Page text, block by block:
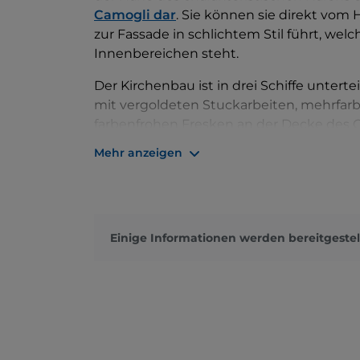
Camogli dar. Sie können sie direkt vom
zur Fassade in schlichtem Stil führt,
Innenbereichen steht.
Der Kirchenbau ist in drei Schiffe
mit vergoldeten Stuckarbeiten,
Nicolò Barabino bewundern. Ebenfalls
Nach dem Besuch der Basilika können
die mittelalterliche Festung mit Blick auf
Mehr anzeigen
Einige Informationen werden